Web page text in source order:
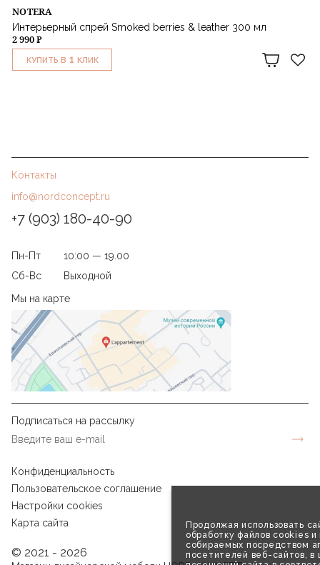
Продолжая использовать
обработку файлов cookies и
собираемых посредством
посетителей веб-сайтов, в
NOTERA
Интерьерный спрей Smoked berries & leather 300 мл
2 990 ₽
КУПИТЬ В 1 КЛИК
Контакты
info@nordconcept.ru
+7 (903) 180-40-90
Пн-Пт
10:00 — 19.00
Сб-Вс
Выходной
Мы на карте
Подписаться на рассылку
Конфиденциальность
Пользовательское соглашение
Настройки cookies
Карта сайта
© 2021 - 2026